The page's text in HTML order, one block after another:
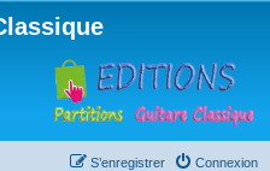
Connexion
S’enregistrer